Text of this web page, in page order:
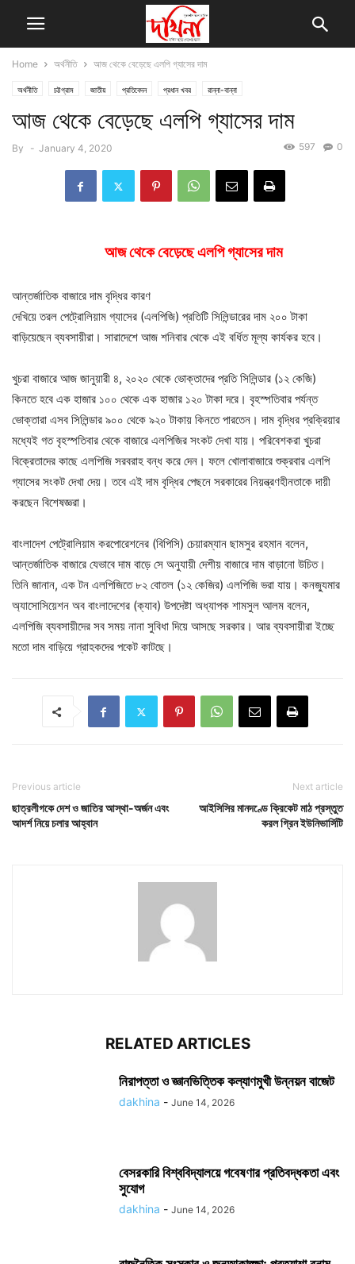
Home অর্থনীতি আজ থেকে বেড়েছে এলপি গ্যাসের দাম
অর্থনীতি চট্টগ্রাম জাতীয় প্রতিবেদন প্রধান খবর রান্না-বান্না
আজ থেকে বেড়েছে এলপি গ্যাসের দাম
By - January 4, 2020 0
597
আজ থেকে বেড়েছে এলপি গ্যাসের দাম
আন্তর্জাতিক বাজারে দাম বৃদ্ধির কারণ
দেখিয়ে তরল পেট্রোলিয়াম গ্যাসের (এলপিজি) প্রতিটি সিলিন্ডারের দাম ২০০ টাকা
বাড়িয়েছেন ব্যবসায়ীরা। সারাদেশে আজ শনিবার থেকে এই বর্ধিত মূল্য কার্যকর হবে।
খুচরা বাজারে আজ জানুয়ারী ৪, ২০২০ থেকে ভোক্তাদের প্রতি সিলিন্ডার (১২ কেজি)
কিনতে হবে এক হাজার ১০০ থেকে এক হাজার ১২০ টাকা দরে। বৃহস্পতিবার পর্যন্ত
ভোক্তারা এসব সিলিন্ডার ৯০০ থেকে ৯২০ টাকায় কিনতে পারতেন। দাম বৃদ্ধির প্রক্রিয়ার
মধ্যেই গত বৃহস্পতিবার থেকে বাজারে এলপিজির সংকট দেখা যায়। পরিবেশকরা খুচরা
বিক্রেতাদের কাছে এলপিজি সরবরাহ বন্ধ করে দেন। ফলে খোলাবাজারে শুক্রবার এলপি
গ্যাসের সংকট দেখা দেয়। তবে এই দাম বৃদ্ধির পেছনে সরকারের নিয়ন্ত্রণহীনতাকে দায়ী
করছেন বিশেষজ্ঞরা।
বাংলাদেশ পেট্রোলিয়াম করপোরেশনের (বিপিসি) চেয়ারম্যান ছামসুর রহমান বলেন,
আন্তর্জাতিক বাজারে যেভাবে দাম বাড়ে সে অনুযায়ী দেশীয় বাজারে দাম বাড়ানো উচিত।
তিনি জানান, এক টন এলপিজিতে ৮২ বোতল (১২ কেজির) এলপিজি ভরা যায়। কনজ্যুমার
অ্যাসোসিয়েশন অব বাংলাদেশের (ক্যাব) উপদেষ্টা অধ্যাপক শামসুল আলম বলেন,
এলপিজি ব্যবসায়ীদের সব সময় নানা সুবিধা দিয়ে আসছে সরকার। আর ব্যবসায়ীরা ইচ্ছে
মতো দাম বাড়িয়ে গ্রাহকদের পকেট কাটছে।
Previous article
ছাত্রলীগকে দেশ ও জাতির আস্থা-অর্জন এবং
আদর্শ নিয়ে চলার আহ্বান
Next article
আইসিসির মানদণ্ডে ক্রিকেট মাঠ প্রস্তুত
করল গ্রিন ইউনিভার্সিটি
RELATED ARTICLES
নিরাপত্তা ও জ্ঞানভিত্তিক কল্যাণমুখী উন্নয়ন বাজেট
dakhina - June 14, 2026
বেসরকারি বিশ্ববিদ্যালয়ে গবেষণার প্রতিবদ্ধকতা এবং
সুযোগ
dakhina - June 14, 2026